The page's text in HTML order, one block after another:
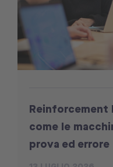
Reinforcement
come le
prova ed errore